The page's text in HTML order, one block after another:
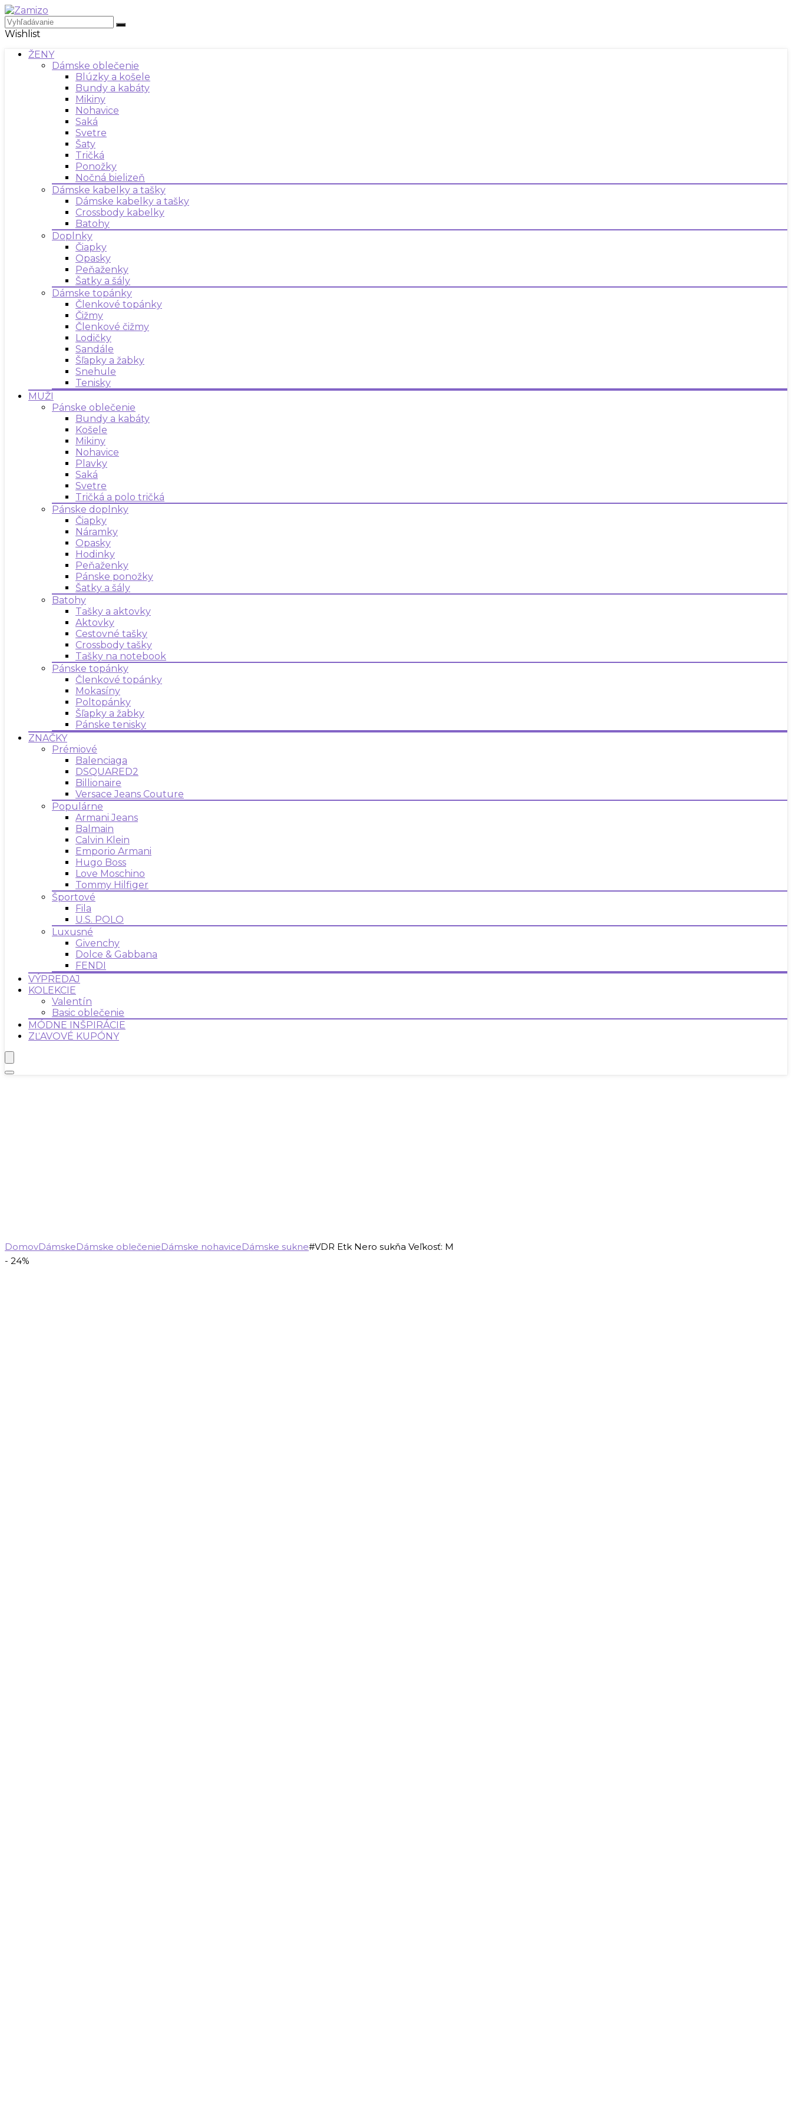
Wishlist
ŽENY
Dámske oblečenie
Blúzky a košele
Bundy a kabáty
Mikiny
Nohavice
Saká
Svetre
Šaty
Tričká
Ponožky
Nočná bielizeň
Dámske kabelky a tašky
Dámske kabelky a tašky
Crossbody kabelky
Batohy
Doplnky
Čiapky
Opasky
Peňaženky
Šatky a šály
Dámske topánky
Členkové topánky
Čižmy
Členkové čižmy
Lodičky
Sandále
Šľapky a žabky
Snehule
Tenisky
MUŽI
Pánske oblečenie
Bundy a kabáty
Košele
Mikiny
Nohavice
Plavky
Saká
Svetre
Tričká a polo tričká
Pánske doplnky
Čiapky
Náramky
Opasky
Hodinky
Peňaženky
Pánske ponožky
Šatky a šály
Batohy
Tašky a aktovky
Aktovky
Cestovné tašky
Crossbody tašky
Tašky na notebook
Pánske topánky
Členkové topánky
Mokasíny
Poltopánky
Šľapky a žabky
Pánske tenisky
ZNAČKY
Prémiové
Balenciaga
DSQUARED2
Billionaire
Versace Jeans Couture
Populárne
Armani Jeans
Balmain
Calvin Klein
Emporio Armani
Hugo Boss
Love Moschino
Tommy Hilfiger
Športové
Fila
U.S. POLO
Luxusné
Givenchy
Dolce & Gabbana
FENDI
VÝPREDAJ
KOLEKCIE
Valentín
Basic oblečenie
MÓDNE INŠPIRÁCIE
ZĽAVOVÉ KUPÓNY
DomovDámskeDámske oblečenieDámske nohaviceDámske sukne#VDR Etk Nero sukňa Veľkosť: M
- 24%